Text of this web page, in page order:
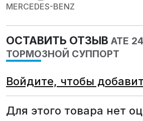
MERCEDES-BENZ
ОСТАВИТЬ ОТЗЫВ ATE
ТОРМОЗНОЙ СУППОРТ
Войдите, чтобы
Для этого товара нет